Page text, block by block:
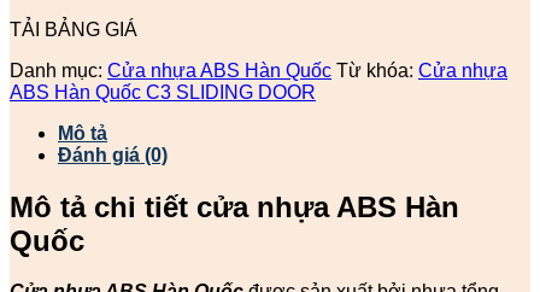
TẢI BẢNG GIÁ
Danh mục: Cửa nhựa ABS Hàn Quốc Từ khóa: Cửa nhựa
ABS Hàn Quốc C3 SLIDING DOOR
Mô tả
Đánh giá (0)
Mô tả chi tiết cửa nhựa ABS Hàn
Quốc